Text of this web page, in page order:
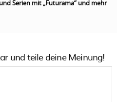
und Serien mit „Futurama“ und mehr
und teile deine Meinung!